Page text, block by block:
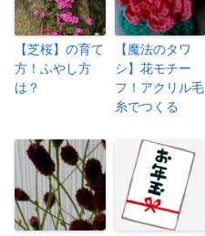
【芝桜】の育て
方！ふやし方
は？
【魔法のタワ
シ】花モチー
フ！アクリル毛
糸でつくる